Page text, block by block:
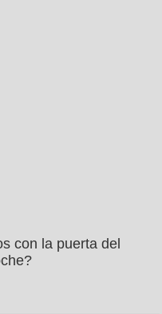
con la puerta del